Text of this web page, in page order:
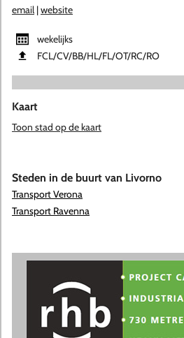
email|website
wekelijks
FCL​/CV​/BB​/HL​/FL​/OT​/RC​/RO
Kaart
Toon stad op de kaart
Steden in de buurt van Livorno
Transport Verona
Transport Ravenna